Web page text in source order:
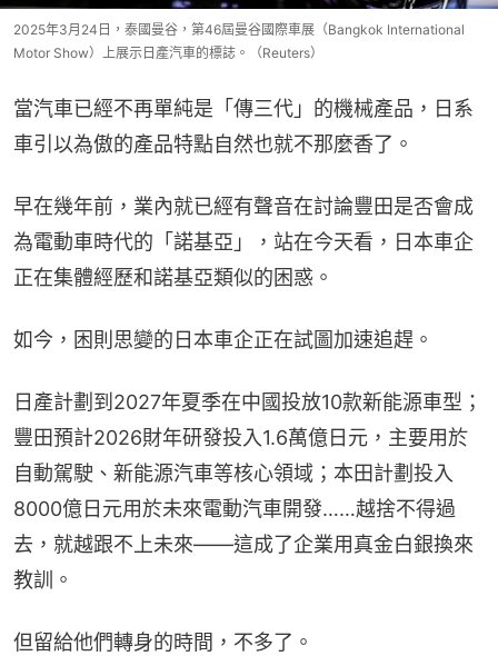
2025年3月24日，泰國曼谷，第46屆曼谷國際車展（Bangkok International
Motor Show）上展示日產汽車的標誌。（Reuters）
當汽車已經不再單純是「傳三代」的機械產品，日系
車引以為傲的產品特點自然也就不那麼香了。
早在幾年前，業內就已經有聲音在討論豐田是否會成
為電動車時代的「諾基亞」，站在今天看，日本車企
正在集體經歷和諾基亞類似的困惑。
如今，困則思變的日本車企正在試圖加速追趕。
日產計劃到2027年夏季在中國投放10款新能源車型；
豐田預計2026財年研發投入1.6萬億日元，主要用於
自動駕駛、新能源汽車等核心領域；本田計劃投入
8000億日元用於未來電動汽車開發……越捨不得過
去，就越跟不上未來——這成了企業用真金白銀換來
教訓。
但留給他們轉身的時間，不多了。